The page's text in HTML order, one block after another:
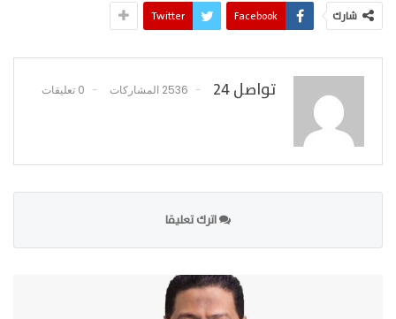
شارك Facebook
Twitter
تواصل 24 2536 المشاركات 0 تعليقات
اترك تعليقا